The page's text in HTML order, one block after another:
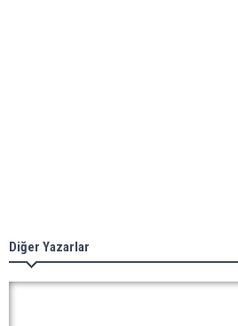
Diğer Yazarlar